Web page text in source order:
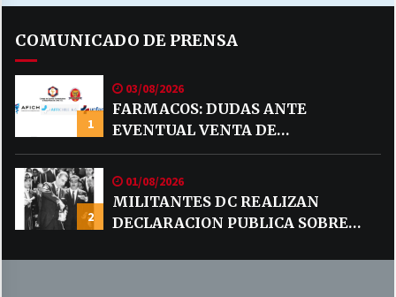
COMUNICADO DE PRENSA
1
03/08/2026
FARMACOS: DUDAS ANTE
EVENTUAL VENTA DE
MEDICAMENTOS POR MERCADO
LIBRE
2
01/08/2026
MILITANTES DC REALIZAN
DECLARACION PUBLICA SOBRE